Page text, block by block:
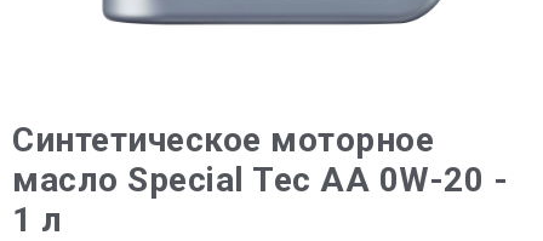
Синтетическое моторное
масло Special Tec AA 0W-20 -
1 л